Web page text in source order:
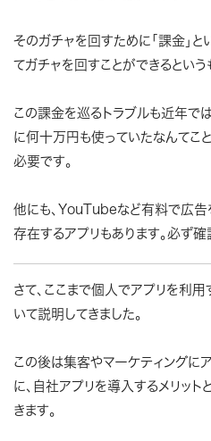
そのガチャを回すために「課金」と
てガチャを回すことができるという
この課金を巡るトラブルも近年で
に何十万円も使っていたなんてこ
必要です。
他にも、YouTubeなど有料で広告
存在するアプリもあります。必ず確
さて、ここまで個人でアプリを利
いて説明してきました。
この後は集客やマーケティングに
に、自社アプリを導入するメリット
きます。